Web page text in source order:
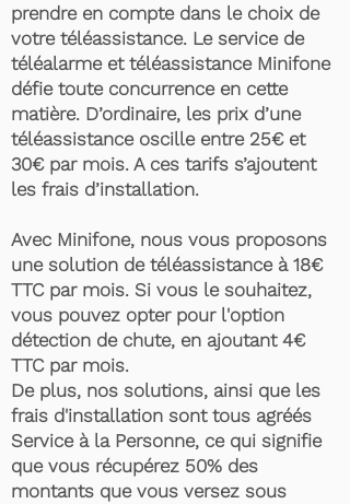
prendre en compte dans le choix de
votre téléassistance. Le service de
téléalarme et téléassistance Minifone
défie toute concurrence en cette
matière. D’ordinaire, les prix d’une
téléassistance oscille entre 25€ et
30€ par mois. A ces tarifs s’ajoutent
les frais d’installation.
Avec Minifone, nous vous proposons
une solution de téléassistance à 18€
TTC par mois. Si vous le souhaitez,
vous pouvez opter pour l'option
détection de chute, en ajoutant 4€
TTC par mois.
De plus, nos solutions, ainsi que les
frais d'installation sont tous agréés
Service à la Personne, ce qui signifie
que vous récupérez 50% des
montants que vous versez sous